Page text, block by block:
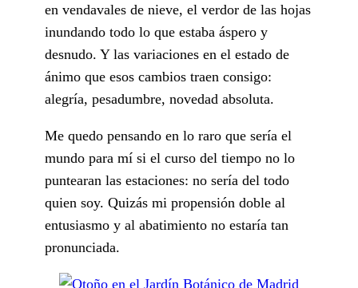
en vendavales de nieve, el verdor de las hojas
inundando todo lo que estaba áspero y
desnudo. Y las variaciones en el estado de
ánimo que esos cambios traen consigo:
alegría, pesadumbre, novedad absoluta.
Me quedo pensando en lo raro que sería el
mundo para mí si el curso del tiempo no lo
puntearan las estaciones: no sería del todo
quien soy. Quizás mi propensión doble al
entusiasmo y al abatimiento no estaría tan
pronunciada.